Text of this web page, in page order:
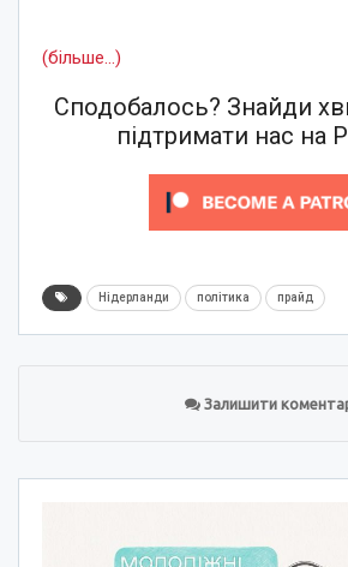
(більше…)
Сподобалось? Знайди
підтримати нас на
Нідерланди політика прайд
Залишити